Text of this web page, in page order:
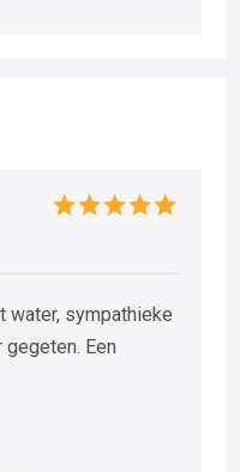
water, sympathieke
Een